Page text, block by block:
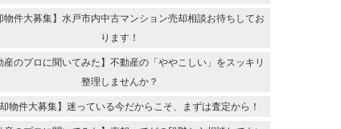
物件大募集】水戸市内中古マンション売却相談お待ちしてお
ります！
産のプロに聞いてみた】不動産の「ややこしい」をスッキリ
整理しませんか？
却物件大募集】迷っている今だからこそ、まずは査定から！